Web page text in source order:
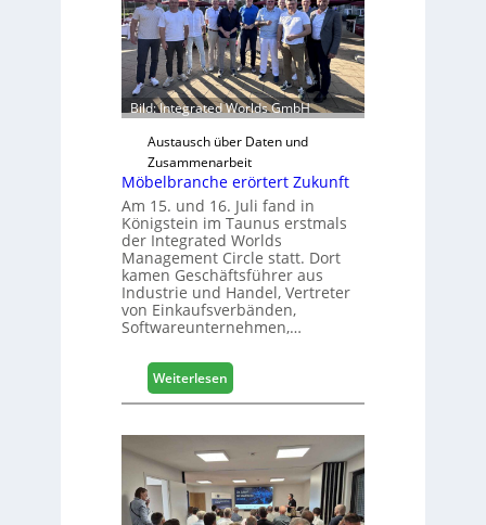
ä
d
t
z
u
r
H
a
u
m
e
s
s
e
Bild: Integrated Worlds GmbH
Austausch über Daten und
Zusammenarbeit
Möbelbranche erörtert Zukunft
Am 15. und 16. Juli fand in
Königstein im Taunus erstmals
der Integrated Worlds
Management Circle statt. Dort
kamen Geschäftsführer aus
Industrie und Handel, Vertreter
von Einkaufsverbänden,
Softwareunternehmen,…
Weiterlesen:
M
b
e
l
b
r